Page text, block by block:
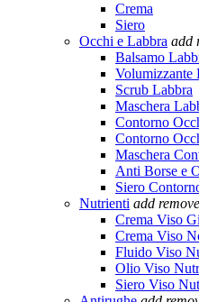
Crema
Siero
Occhi e Labbra add
Balsamo
Volumizzante
Scrub Labbra
Maschera
Contorno
Contorno
Maschera
Anti Borse e
Siero
Nutrienti add remove
Crema Viso
Crema Viso
Fluido Viso
Olio Viso
Siero Viso